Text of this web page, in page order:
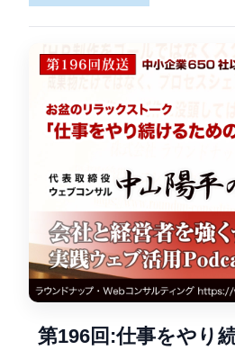
第196回:仕事をやり